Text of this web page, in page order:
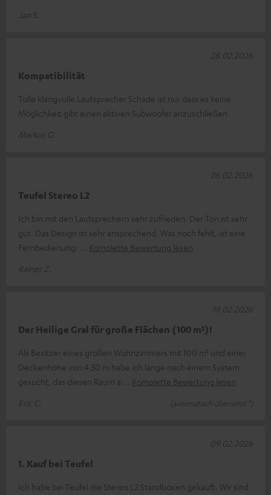
Jan S.
Kompatibilität
Tolle klangvolle Lautsprecher Schade ist nur dass es keine
Möglichkeit gibt einen aktiven Subwoofer anzuschließen
Markus G.
28.02.2026
Teufel Stereo L2
Ich bin mit den Lautsprechern sehr zufrieden. Der Ton ist sehr
gut. Das Design ist sehr ansprechend. Was noch fehlt, ist eine
Fernbedienung.
Komplette Bewertung lesen
Rainer Z.
26.02.2026
Der Heilige Gral für große Flächen (100 m²)!
Als Besitzer eines großen Wohnzimmers mit 100 m² und einer
Deckenhöhe von 4,50 m habe ich lange nach einem System
gesucht, das diesen Raum a
Komplette Bewertung lesen
Eric C.
(automatisch übersetzt *)
19.02.2026
1. Kauf bei Teufel
Ich habe bei Teufel die Stereo L2 Standboxen gekauft. Wir sind
09.02.2026